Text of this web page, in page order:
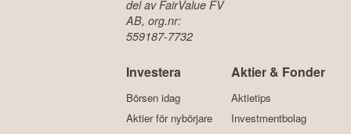
del av FairValue FV
AB, org.nr:
559187-7732
Investera
Börsen idag
Aktier för nybörjare
Aktier & Fonder
Aktietips
Investmentbolag